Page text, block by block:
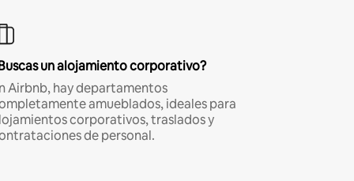
un alojamiento corporativo?
Airbnb, hay departamentos
amueblados, ideales para
corporativos, traslados y
de personal.